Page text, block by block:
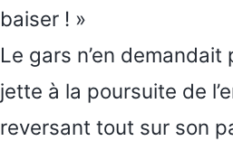
baiser ! »
Le gars n’en
jette à la poursuite de
reversant tout sur son